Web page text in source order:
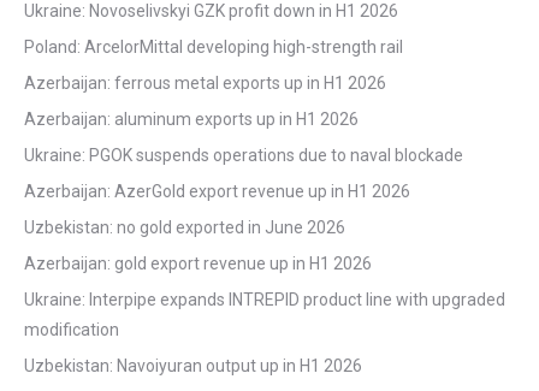
Ukraine: Novoselivskyi GZK profit down in H1 2026
Poland: ArcelorMittal developing high-strength rail
Azerbaijan: ferrous metal exports up in H1 2026
Azerbaijan: aluminum exports up in H1 2026
Ukraine: PGOK suspends operations due to naval blockade
Azerbaijan: AzerGold export revenue up in H1 2026
Uzbekistan: no gold exported in June 2026
Azerbaijan: gold export revenue up in H1 2026
Ukraine: Interpipe expands INTREPID product line with upgraded
modification
Uzbekistan: Navoiyuran output up in H1 2026